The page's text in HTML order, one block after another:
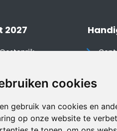
cookies
gebruik van cookies en
op onze website te
2027